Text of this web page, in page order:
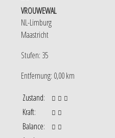
VROUWEWAL
NL-Limburg
Maastricht
Stufen: 35
Entfernung: 0,00 km
Zustand:
Kraft:
Balance: